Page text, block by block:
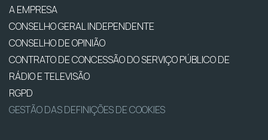
A EMPRESA
CONSELHO GERAL INDEPENDENTE
CONSELHO DE OPINIÃO
CONTRATO DE CONCESSÃO DO SERVIÇO PÚBLICO DE
RÁDIO E TELEVISÃO
RGPD
GESTÃO DAS DEFINIÇÕES DE COOKIES